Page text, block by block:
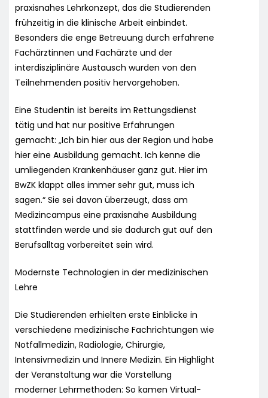
praxisnahes Lehrkonzept, das die Studierenden
frühzeitig in die klinische Arbeit einbindet.
Besonders die enge Betreuung durch erfahrene
Fachärztinnen und Fachärzte und der
interdisziplinäre Austausch wurden von den
Teilnehmenden positiv hervorgehoben.
Eine Studentin ist bereits im Rettungsdienst
tätig und hat nur positive Erfahrungen
gemacht: „Ich bin hier aus der Region und habe
hier eine Ausbildung gemacht. Ich kenne die
umliegenden Krankenhäuser ganz gut. Hier im
BwZK klappt alles immer sehr gut, muss ich
sagen.“ Sie sei davon überzeugt, dass am
Medizincampus eine praxisnahe Ausbildung
stattfinden werde und sie dadurch gut auf den
Berufsalltag vorbereitet sein wird.
Modernste Technologien in der medizinischen
Lehre
Die Studierenden erhielten erste Einblicke in
verschiedene medizinische Fachrichtungen wie
Notfallmedizin, Radiologie, Chirurgie,
Intensivmedizin und Innere Medizin. Ein Highlight
der Veranstaltung war die Vorstellung
moderner Lehrmethoden: So kamen Virtual-